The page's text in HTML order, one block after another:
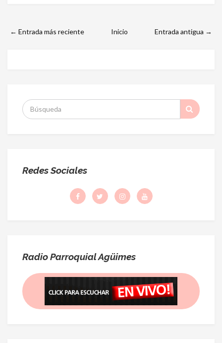
← Entrada más reciente Entrada antigua →
Inicio
S
:
Redes Sociales
Radio Parroquial Agüimes